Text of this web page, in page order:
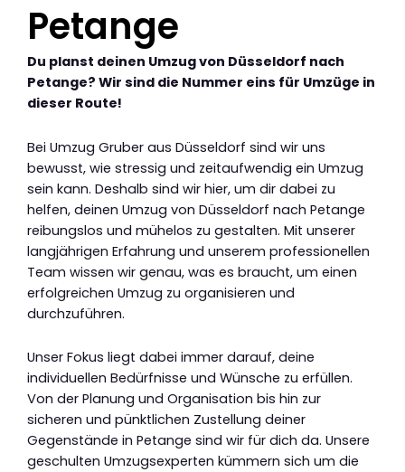
Petange
Du planst deinen Umzug von Düsseldorf nach
Petange? Wir sind die Nummer eins für Umzüge in
dieser Route!
Bei Umzug Gruber aus Düsseldorf sind wir uns
bewusst, wie stressig und zeitaufwendig ein Umzug
sein kann. Deshalb sind wir hier, um dir dabei zu
helfen, deinen Umzug von Düsseldorf nach Petange
reibungslos und mühelos zu gestalten. Mit unserer
langjährigen Erfahrung und unserem professionellen
Team wissen wir genau, was es braucht, um einen
erfolgreichen Umzug zu organisieren und
durchzuführen.
Unser Fokus liegt dabei immer darauf, deine
individuellen Bedürfnisse und Wünsche zu erfüllen.
Von der Planung und Organisation bis hin zur
sicheren und pünktlichen Zustellung deiner
Gegenstände in Petange sind wir für dich da. Unsere
geschulten Umzugsexperten kümmern sich um die